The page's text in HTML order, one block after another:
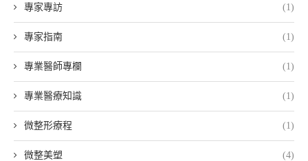
專家專訪 (1)
專家指南 (1)
專業醫師專欄 (1)
專業醫療知識 (1)
微整形療程 (1)
微整美塑 (4)